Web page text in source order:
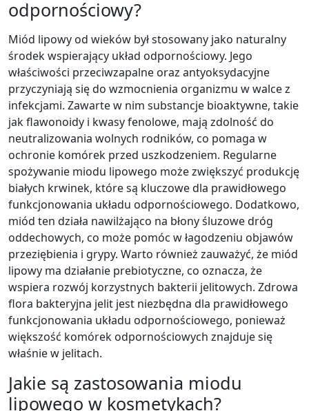
odpornościowy?
Miód lipowy od wieków był stosowany jako naturalny
środek wspierający układ odpornościowy. Jego
właściwości przeciwzapalne oraz antyoksydacyjne
przyczyniają się do wzmocnienia organizmu w walce z
infekcjami. Zawarte w nim substancje bioaktywne, takie
jak flawonoidy i kwasy fenolowe, mają zdolność do
neutralizowania wolnych rodników, co pomaga w
ochronie komórek przed uszkodzeniem. Regularne
spożywanie miodu lipowego może zwiększyć produkcję
białych krwinek, które są kluczowe dla prawidłowego
funkcjonowania układu odpornościowego. Dodatkowo,
miód ten działa nawilżająco na błony śluzowe dróg
oddechowych, co może pomóc w łagodzeniu objawów
przeziębienia i grypy. Warto również zauważyć, że miód
lipowy ma działanie prebiotyczne, co oznacza, że
wspiera rozwój korzystnych bakterii jelitowych. Zdrowa
flora bakteryjna jelit jest niezbędna dla prawidłowego
funkcjonowania układu odpornościowego, ponieważ
większość komórek odpornościowych znajduje się
właśnie w jelitach.
Jakie są zastosowania miodu
lipowego w kosmetykach?